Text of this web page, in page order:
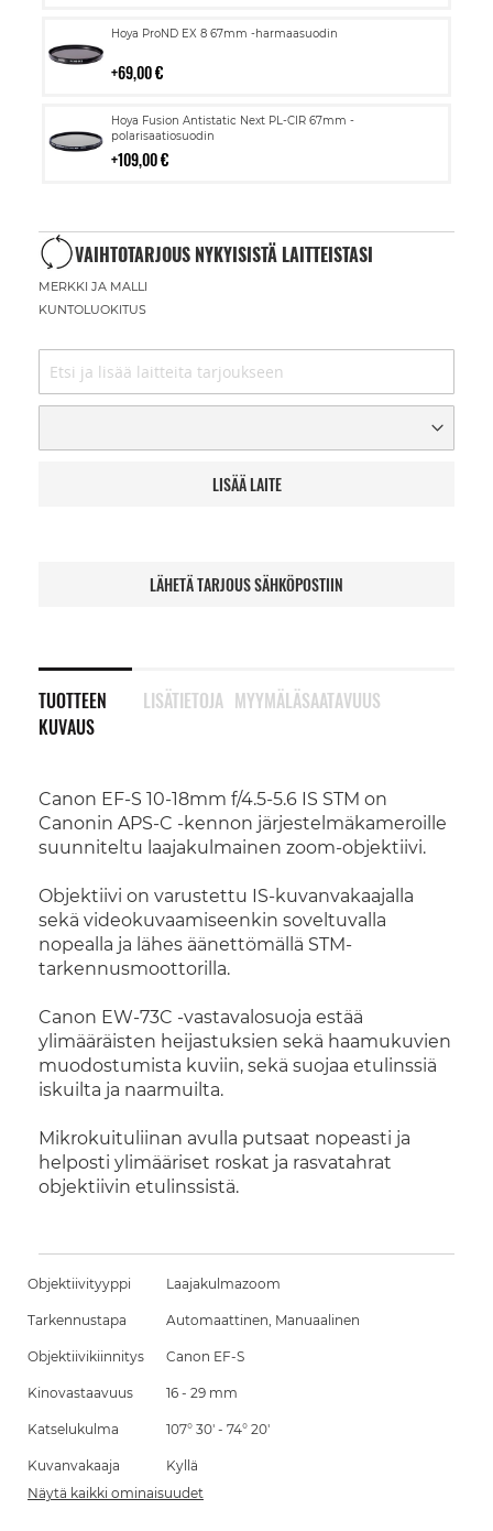
Hoya ProND EX 8 67mm -harmaasuodin
69,00 €
Lisää
Hoya Fusion Antistatic Next PL-CIR 67mm -
polarisaatiosuodin
109,00 €
Lisää
ostoskoriin
VAIHTOTARJOUS NYKYISISTÄ LAITTEISTASI
MERKKI JA MALLI
KUNTOLUOKITUS
LISÄÄ LAITE
LÄHETÄ TARJOUS SÄHKÖPOSTIIN
TUOTTEEN
KUVAUS
Canon EF-S 10-18mm f/4.5-5.6 IS STM on
Canonin APS-C -kennon järjestelmäkameroille
suunniteltu laajakulmainen zoom-objektiivi.
Objektiivi on varustettu IS-kuvanvakaajalla
sekä videokuvaamiseenkin soveltuvalla
nopealla ja lähes äänettömällä STM-
tarkennusmoottorilla.
Canon EW-73C -vastavalosuoja estää
ylimääräisten heijastuksien sekä haamukuvien
muodostumista kuviin, sekä suojaa etulinssiä
iskuilta ja naarmuilta.
Mikrokuituliinan avulla putsaat nopeasti ja
helposti ylimääriset roskat ja rasvatahrat
objektiivin etulinssistä.
LISÄTIETOJA MYYMÄLÄSAATAVUUS
Objektiivityyppi Laajakulmazoom
Tarkennustapa Automaattinen, Manuaalinen
Objektiivikiinnitys Canon EF-S
Kinovastaavuus 16 - 29 mm
Katselukulma 107° 30' - 74° 20'
Kuvanvakaaja
Kyllä
Näytä kaikki ominaisuudet